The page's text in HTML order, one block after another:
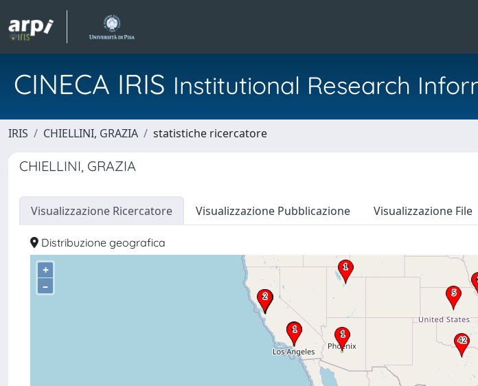
CINECA IRIS Institutional Research
IRIS CHIELLINI, GRAZIA statistiche ricercatore
CHIELLINI, GRAZIA
Visualizzazione Ricercatore Visualizzazione Pubblicazione Visualizzazione File
Distribuzione geografica
+
–